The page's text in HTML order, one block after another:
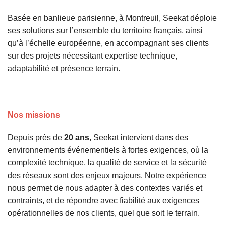
Basée en banlieue parisienne, à Montreuil , Seekat déploie
ses solutions sur l’ensemble du territoire français, ainsi
qu’à l’échelle européenne, en accompagnant ses clients
sur des projets nécessitant expertise technique,
adaptabilité et présence terrain.
Nos missions
Depuis près de 20 ans, Seekatintervient dans des
environnements événementiels à fortes exigences, où la
complexité technique, la qualité de service et la sécurité
des réseaux sont des enjeux majeurs. Notre expérience
nous permet de nous adapter à des contextes variés et
contraints, et de répondre avec fiabilité aux exigences
opérationnelles de nos clients, quel que soit le terrain.